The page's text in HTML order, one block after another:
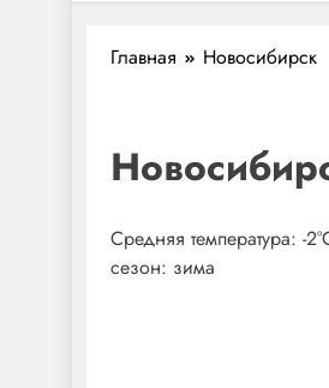
Главная Новосибирск
Средняя температура: -
сезон: зима